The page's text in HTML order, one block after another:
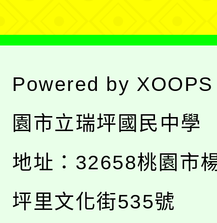
Powered by XOOPS
園市立瑞坪國民中學
地址： 32658桃園市
坪里文化街535號